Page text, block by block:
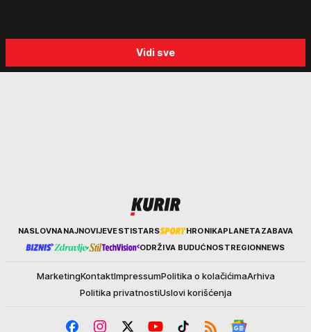
Vidi sve
KurirNASLOVNANAJNOVIJEVESTISTARS HRONIKAPLANETAZABAVA
ODRŽIVA BUDUĆNOSTREGIONNEWS
MarketingKontaktImpressumPolitika o kolačićimaArhiva
Politika privatnostiUslovi korišćenja